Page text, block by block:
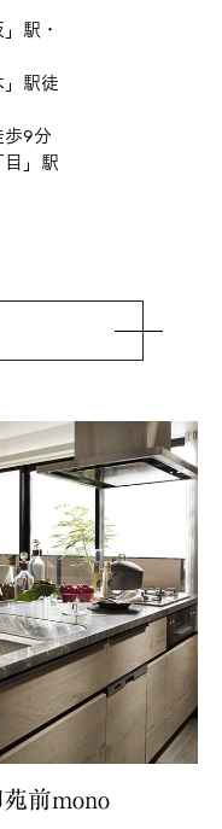
駅・
駅徒
歩9分
」駅
苑前mono